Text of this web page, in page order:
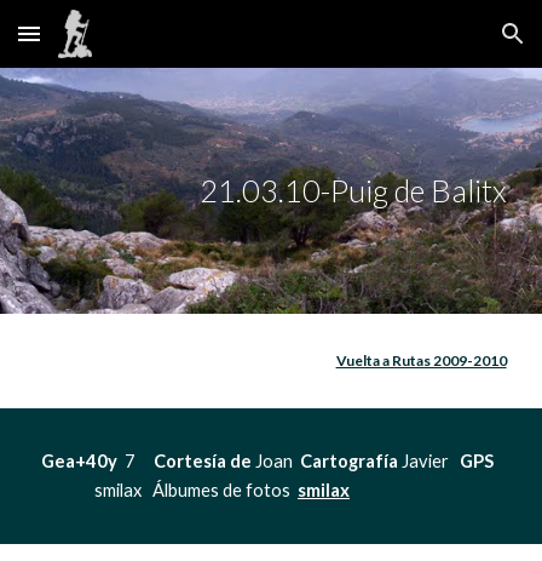
Skip to main content Skip to navigation
21.03.10-Puig de Balitx
Vuelta a Rutas 2009-2010
Gea+40y 7 Cortesía de Joan Cartografía Javier GPS
smilax   Álbumes de fotos smilax